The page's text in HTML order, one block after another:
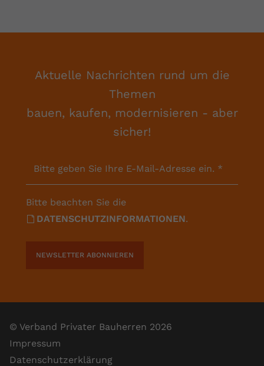
Aktuelle Nachrichten rund um die
Themen
bauen, kaufen, modernisieren - aber
sicher!
Bitte geben Sie Ihre E-Mail-Adresse ein. *
Bitte beachten Sie die
DATENSCHUTZINFORMATIONEN.
NEWSLETTER ABONNIEREN
© Verband Privater Bauherren 2026
Impressum
Datenschutzerklärung